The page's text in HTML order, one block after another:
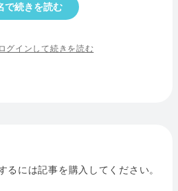
で続きを読む
ログインして続きを読む
るには記事を購入してください。